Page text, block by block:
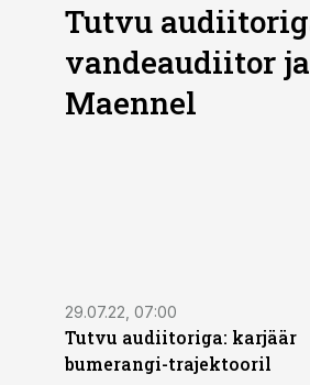
Tutvu
vandeaudiitor
Maennel
29.07.22, 07:00
Tutvu audiitoriga: karjäär
bumerangi-trajektooril